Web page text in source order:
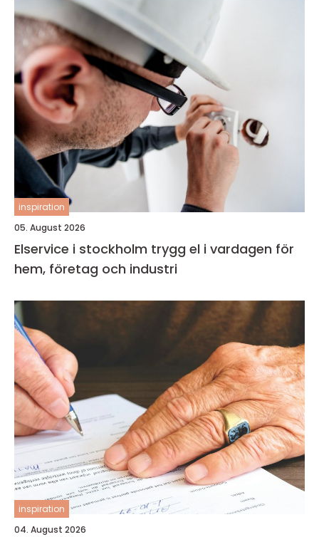
inspiration
05. August 2026
Elservice i stockholm trygg el i vardagen för
hem, företag och industri
inspiration
04. August 2026